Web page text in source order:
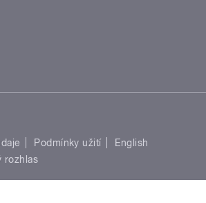
Podmínky užití
English
rozhlas